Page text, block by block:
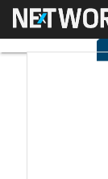
Menú